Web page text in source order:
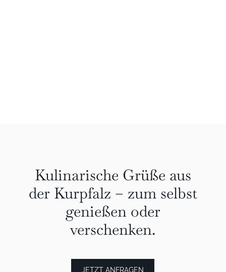
Kulinarische Grüße aus
der Kurpfalz – zum selbst
genießen oder
verschenken.
JETZT ANFRAGEN